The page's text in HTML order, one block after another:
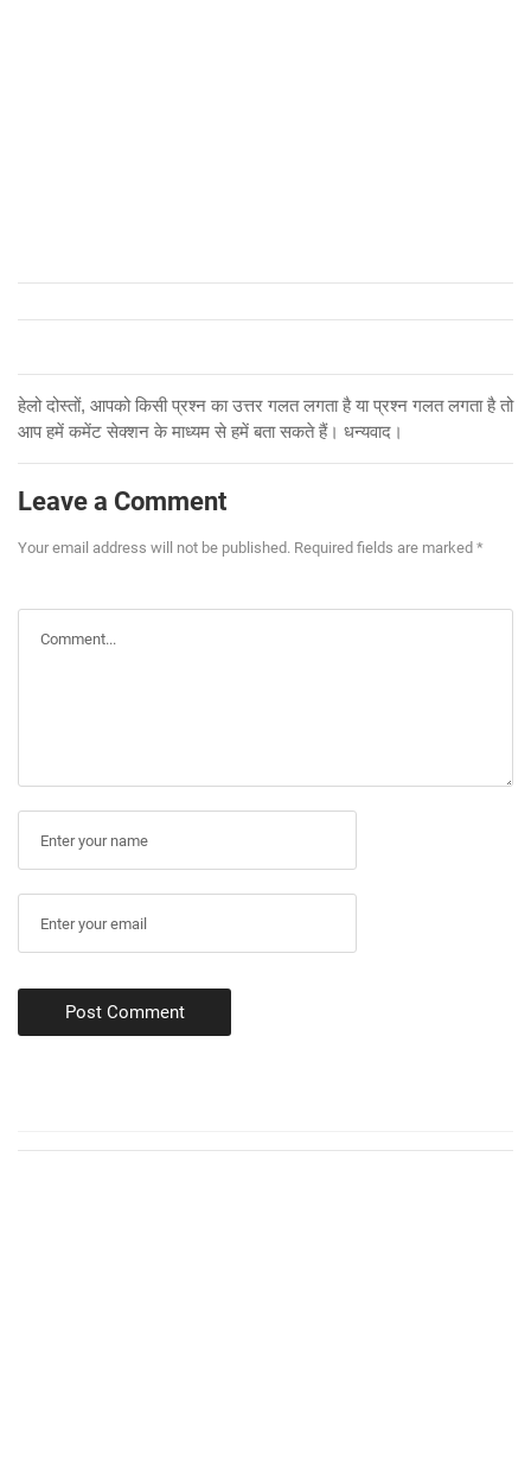
हेलो दोस्तों, आपको किसी प्रश्न का उत्तर गलत लगता है या प्रश्न गलत लगता है तो
आप हमें कमेंट सेक्शन के माध्यम से हमें बता सकते हैं। धन्यवाद।
Leave a Comment
Your email address will not be published. Required fields are marked *
Post Comment